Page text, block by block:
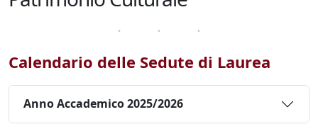
Calendario delle Sedute di Laurea
Anno Accademico 2025/2026